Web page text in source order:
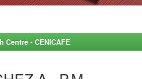
- CENICAFE